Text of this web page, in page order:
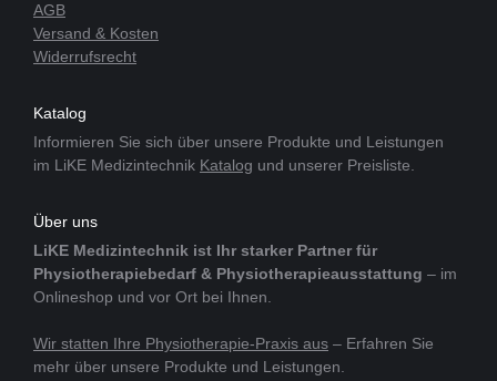
AGB
Versand & Kosten
Widerrufsrecht
Katalog
Informieren Sie sich über unsere Produkte und Leistungen
im LiKE Medizintechnik Katalog und unserer Preisliste.
Über uns
LiKE Medizintechnik ist Ihr starker Partner für
Physiotherapiebedarf & Physiotherapieausstattung – im
Onlineshop und vor Ort bei Ihnen.
Wir statten Ihre Physiotherapie-Praxis aus – Erfahren Sie
mehr über unsere Produkte und Leistungen.